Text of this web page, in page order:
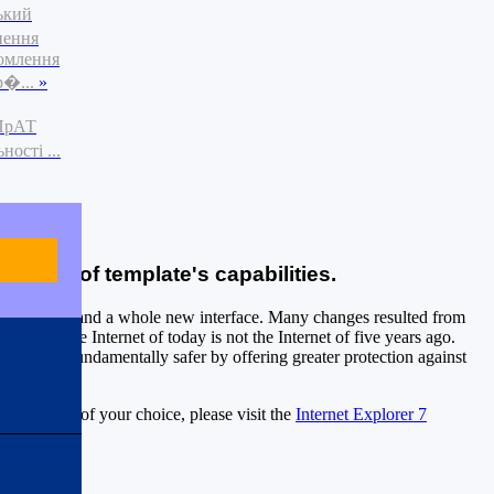
»
...
of all of template's capabilities.
and a whole new interface. Many changes resulted from
The Internet of today is not the Internet of five years ago.
web fundamentally safer by offering greater protection against
language of your choice, please visit the Internet Explorer 7